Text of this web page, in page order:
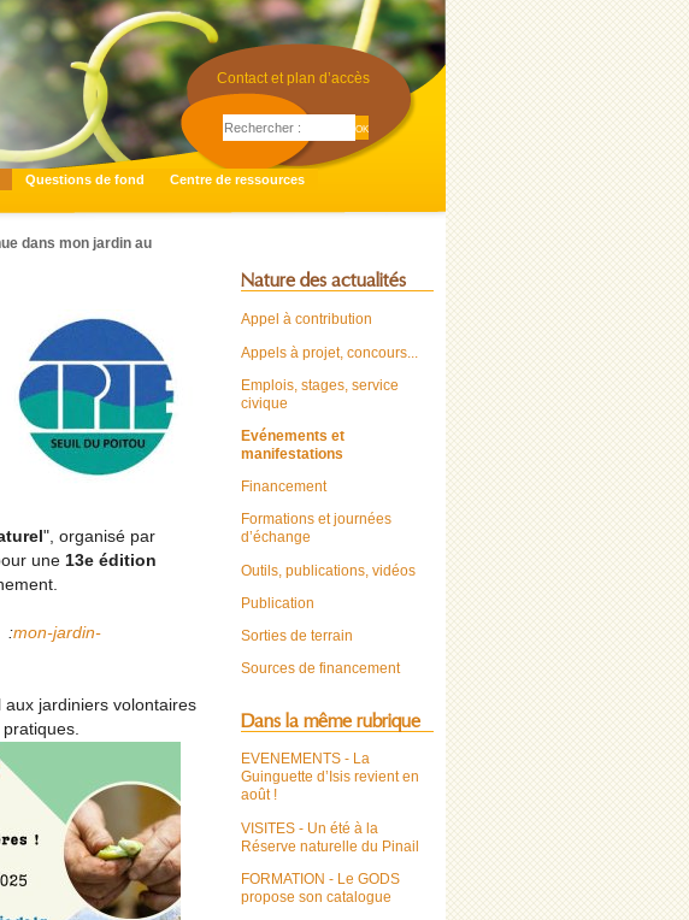
Contact et plan d’accès
Questions de fond
Centre de ressources
dans mon jardin au
", organisé par
une 13e édition
:mon-jardin-
aux jardiniers volontaires
Nature des actualités
Appel à contribution
Appels à projet, concours...
Emplois, stages, service
civique
Evénements et
manifestations
Financement
Formations et journées
d’échange
Outils, publications, vidéos
Publication
Sorties de terrain
Sources de financement
Dans la même rubrique
EVENEMENTS - La
Guinguette d’Isis revient en
août !
VISITES - Un été à la
Réserve naturelle du Pinail
FORMATION - Le GODS
propose son catalogue